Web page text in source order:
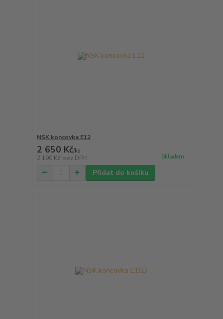
NSK koncovka E12
2 650 Kč/ks
2 190 Kč bez DPH Skladem
Přidat do košíku